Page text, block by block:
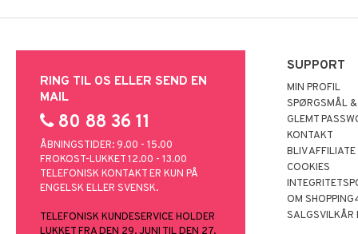
RING TIL OS ELLER SEND EN
MAIL
80 88 36 11
ÅBNINGSTIDER: 9.00 - 15.00
FROKOST-LUKKET 12.00 - 13.00
TELEFONISK KONTAKT ER KUN PÅ
ENGELSK ELLER SVENSK.
TELEFONISK KUNDESERVICE HOLDER
SUPPORT
MIN PROFIL
SPØRGSMÅL &
GLEMT
KONTAKT
BLIV AFFILIATE
COOKIES
OM
SALGSVILKÅR